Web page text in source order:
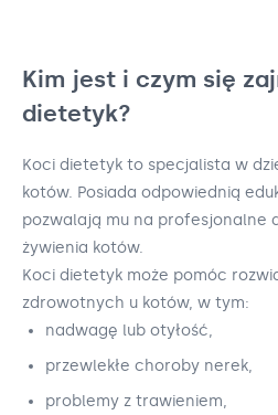
Kim jest i czym się
dietetyk?
Koci dietetyk to specjalista w
kotów. Posiada odpowiednią
pozwalają mu na profesjonalne
żywienia kotów.
Koci dietetyk może pomóc
zdrowotnych u kotów, w tym:
nadwagę lub otyłość,
przewlekłe choroby nerek,
problemy z trawieniem,